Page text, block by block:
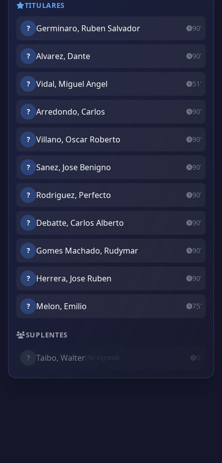
TITULARES
? Germinaro, Ruben Salvador 90'
? Alvarez, Dante 90'
? Vidal, Miguel Angel 51'
? Arredondo, Carlos 90'
? Villano, Oscar Roberto 90'
? Sanez, Jose Benigno 90'
? Rodriguez, Perfecto 90'
? Debatte, Carlos Alberto 90'
? Gomes Machado, Rudymar 90'
? Herrera, Jose Ruben 90'
? Melon, Emilio 75'
SUPLENTES
? Taibo, Walter(No ingresó) 0'